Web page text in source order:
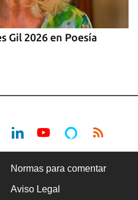
Gil 2026 en Poesía
Normas para comentar
Aviso Legal